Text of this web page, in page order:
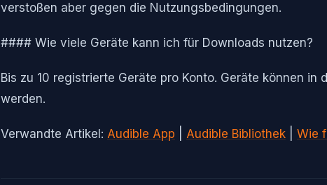
verstoßen aber gegen die Nutzungsbedingungen.
#### Wie viele Geräte kann ich für Downloads nutzen?
Bis zu 10 registrierte Geräte pro Konto. Geräte können
werden.
Verwandte Artikel: Audible App Audible Bibliothek Wie